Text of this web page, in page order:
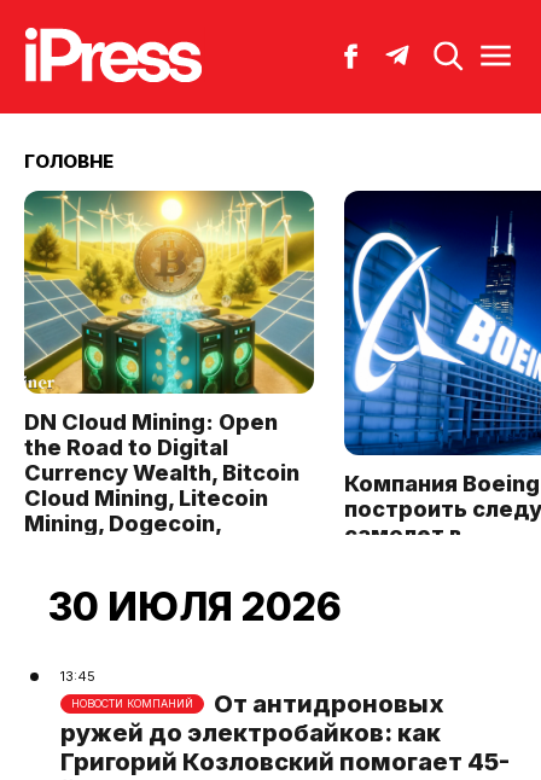
ГОЛОВНЕ
DN Cloud Mining: Open
the Road to Digital
Currency Wealth, Bitcoin
Cloud Mining, Litecoin
Mining, Dogecoin,
Компания
построить
самолет в
30 ИЮЛЯ 2026
13:45
НОВОСТИ КОМПАНИЙ
От антидроновых
ружей до электробайков: как
Григорий Козловский помогает 45-